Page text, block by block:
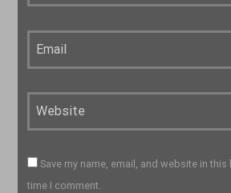
Save my name, email, and website in
time I comment.